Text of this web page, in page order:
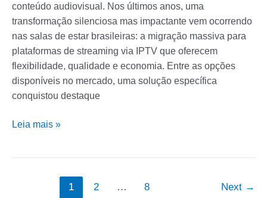
conteúdo audiovisual. Nos últimos anos, uma
transformação silenciosa mas impactante vem ocorrendo
nas salas de estar brasileiras: a migração massiva para
plataformas de streaming via IPTV que oferecem
flexibilidade, qualidade e economia. Entre as opções
disponíveis no mercado, uma solução específica
conquistou destaque
Leia mais »
1 2 … 8 Next →